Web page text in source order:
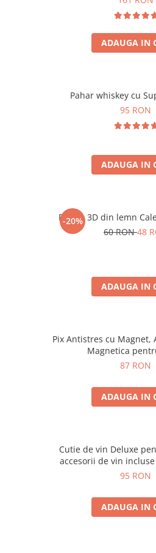
ADAUGA IN
Pahar whiskey cu
95 RON
ADAUGA IN
-20%
Puzzle 3D din lemn
60 RON48
ADAUGA IN
Pix Antistres cu Magnet,
Magnetica
87 RON
ADAUGA IN
Cutie de vin Deluxe
accesorii de vin
95 RON
ADAUGA IN